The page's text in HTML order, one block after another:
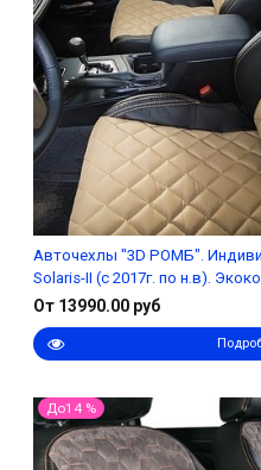
Авточехлы "3D РОМБ".
Solaris-II (с 2017г. по н.в).
От 13990.00 руб
До14 %